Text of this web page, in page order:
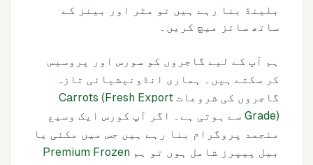
بلینڈ بنا رہے ہیں تو مٹر اور بینز کے
ساتھ سائز میچ کریں۔
ہم آپ کے لیے گاجروں کو سورس اور پروسیس
کر سکتے ہیں۔ ہماری انڈونیشیائی تازہ
گاجروں کی شروعات Carrots (Fresh Export
Grade) سے ہوتی ہے۔ اگر آپ کورس ایک وسیع
منجمد پروگرام بنا رہے ہیں جس میں مکئی یا
بیل پیپرز شامل ہوں تو ہم Premium Frozen